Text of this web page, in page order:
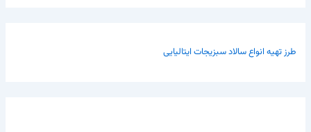
طرز تهیه انواع سالاد سبزیجات ایتالیایی